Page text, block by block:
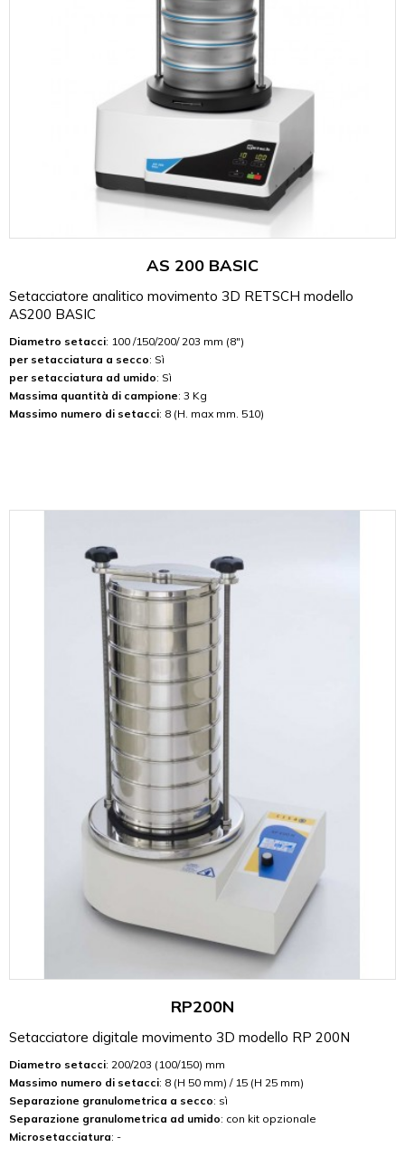
AS 200 BASIC
Setacciatore analitico movimento 3D RETSCH modello
AS200 BASIC
Diametro setacci: 100 /150/200/ 203 mm (8")
per setacciatura a secco: Sì
per setacciatura ad umido: Sì
Massima quantità di campione: 3 Kg
Massimo numero di setacci: 8 (H. max mm. 510)
RP200N
Setacciatore digitale movimento 3D modello RP 200N
Diametro setacci: 200/203 (100/150) mm
Massimo numero di setacci: 8 (H 50 mm) / 15 (H 25 mm)
Separazione granulometrica a secco: sì
Separazione granulometrica ad umido: con kit opzionale
Microsetacciatura: -